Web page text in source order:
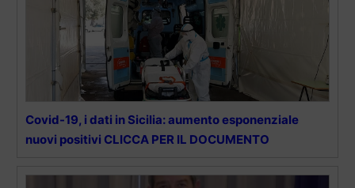
Covid-19, i dati in Sicilia: aumento esponenziale
nuovi positivi CLICCA PER IL DOCUMENTO